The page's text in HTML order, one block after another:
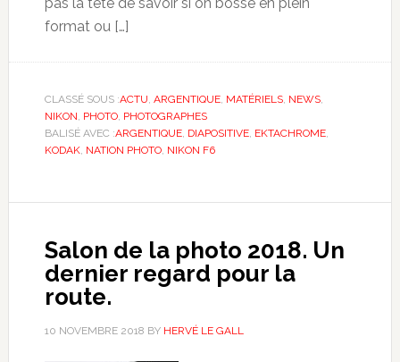
format ou […]
CLASSÉ SOUS :ACTU ARGENTIQUE, MATÉRIELS, NEWS,
NIKON PHOTO, PHOTOGRAPHES
BALISÉ AVEC :ARGENTIQUE, DIAPOSITIVE, EKTACHROME,
KODAK, NATION PHOTO, NIKON F6
Salon de la photo 2018. Un
dernier regard pour la
route.
10 NOVEMBRE 2018 BY HERVÉ LE GALL